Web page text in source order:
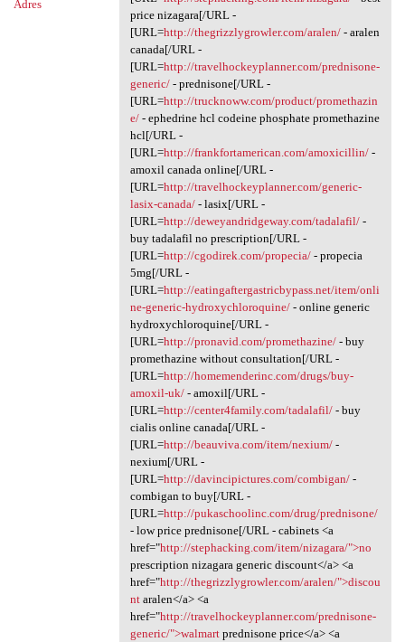
Adres
price nizagara[/URL -
[URL=http://thegrizzlygrowler.com/aralen/- aralen
canada[/URL -
[URL=http://travelhockeyplanner.com/prednisone-
generic/- prednisone[/URL -
[URL=http://trucknoww.com/product/promethazin
e/- ephedrine hcl codeine phosphate promethazine
hcl[/URL -
[URL=http://frankfortamerican.com/amoxicillin/-
amoxil canada online[/URL -
[URL=http://travelhockeyplanner.com/generic-
lasix-canada/- lasix[/URL -
[URL=http://deweyandridgeway.com/tadalafil/-
buy tadalafil no prescription[/URL -
[URL=http://cgodirek.com/propecia/- propecia
5mg[/URL -
[URL=http://eatingaftergastricbypass.net/item/onli
ne-generic-hydroxychloroquine/- online generic
hydroxychloroquine[/URL -
[URL=http://pronavid.com/promethazine/- buy
promethazine without consultation[/URL -
[URL=http://homemenderinc.com/drugs/buy-
amoxil-uk/- amoxil[/URL -
[URL=http://center4family.com/tadalafil/- buy
cialis online canada[/URL -
[URL=http://beauviva.com/item/nexium/-
nexium[/URL -
[URL=http://davincipictures.com/combigan/-
combigan to buy[/URL -
[URL=http://pukaschoolinc.com/drug/prednisone/
- low price prednisone[/URL - cabinets <a
href="http://stephacking.com/item/nizagara/">no
prescription nizagara generic discount</a> <a
href="http://thegrizzlygrowler.com/aralen/">discou
ntaralen</a> <a
href="http://travelhockeyplanner.com/prednisone-
generic/">walmartprednisone price</a> <a